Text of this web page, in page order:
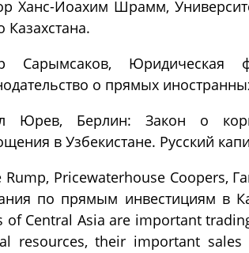
Ханс-Иоахим Шрамм,
Казахстана.
Сарымсаков, Юридическая
о прямых
Юрев, Берлин: Закон о
в Узбекистане. Русский
Rump, Pricewaterhouse Coopers,
по прямым инвестициям в
of Central Asia are important
resources, their important